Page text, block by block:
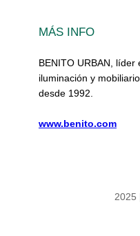
MÁS INFO
BENITO URBAN,
iluminación y
desde 1992.
www.benito.com
2025